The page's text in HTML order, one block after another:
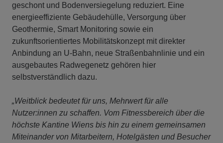
geschont und Bodenversiegelung reduziert. Eine
energieeffiziente Gebäudehülle, Versorgung über
Geothermie, Smart Monitoring sowie ein
zukunftsorientiertes Mobilitätskonzept mit direkter
Anbindung an U-Bahn, neue Straßenbahnlinie und ein
ausgebautes Radwegenetz gehören hier
selbstverständlich dazu.
„Weitblick bedeutet für uns, Mehrwert für alle
Nutzer:innen zu schaffen. Vom Fitnessbereich über die
höchste Kantine Wiens bis hin zu einem gemeinsamen
Miteinander von Mitarbeitern, Hotelgästen und Besucher